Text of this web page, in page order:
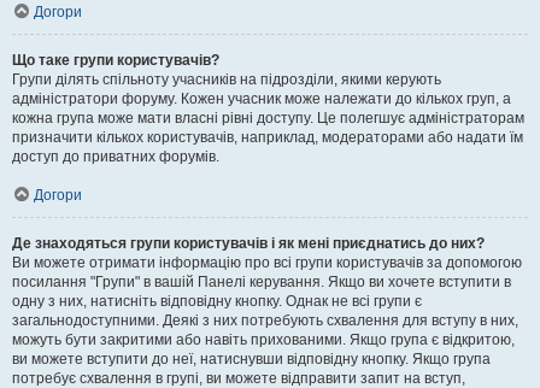
Догори
Що таке групи користувачів?
Групи ділять спільноту учасників на підрозділи, якими керують
адміністратори форуму. Кожен учасник може належати до кількох груп, а
кожна група може мати власні рівні доступу. Це полегшує адміністраторам
призначити кількох користувачів, наприклад, модераторами або надати їм
доступ до приватних форумів.
Догори
Де знаходяться групи користувачів і як мені приєднатись до них?
Ви можете отримати інформацію про всі групи користувачів за допомогою
посилання "Групи" в вашій Панелі керування. Якщо ви хочете вступити в
одну з них, натисніть відповідну кнопку. Однак не всі групи є
загальнодоступними. Деякі з них потребують схвалення для вступу в них,
можуть бути закритими або навіть прихованими. Якщо група є відкритою,
ви можете вступити до неї, натиснувши відповідну кнопку. Якщо група
потребує схвалення в групі, ви можете відправити запит на вступ,